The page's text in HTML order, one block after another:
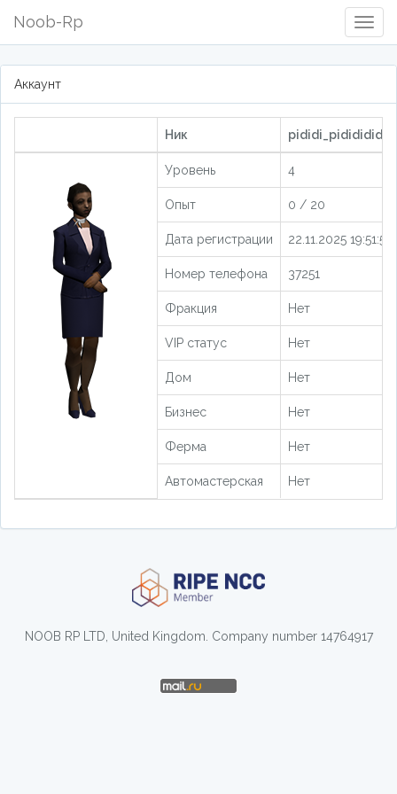
Noob-Rp
Аккаунт
Ник
Уровень 4
Опыт 0 / 20
Дата регистрации 22.11.2025 19:51:54
Номер телефона 37251
Фракция Нет
VIP статус Нет
Дом Нет
Бизнес Нет
Ферма Нет
Автомастерская Нет
NOOB RP LTD, United Kingdom. Company number 14764917